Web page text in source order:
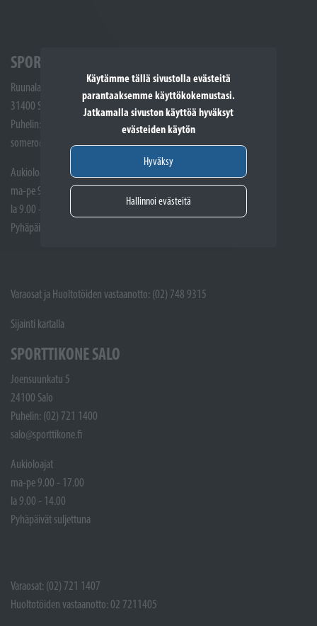
Käytämme tällä sivustolla evästeitä
parantaaksemme käyttökokemustasi.
Jatkamalla sivuston käyttöä hyväksyt
evästeiden käytön
Hyväksy
Hallinnoi evästeitä
SPORTTIKONE SOMERO
Ruunalantie 5
31400 Somero
Puhelin: (02) 748 9300
somero@sporttikone.fi
Aukioloajat
ma-pe 9.00 - 17.00
la 9.00 - 14.00
Pyhäpäivät suljettuna
Varaosat ja Huoltotöiden vastaanotto: (02) 748 9315
Sijainti kartalla
SPORTTIKONE SALO
Joensuunkatu 5
24100 Salo
Puhelin: (02) 721 1400
salo@sporttikone.fi
Aukioloajat
ma-pe 9.00 - 17.00
la 9.00 - 14.00
Pyhäpäivät suljettuna
Varaosat: (02) 721 1407
Huoltotöiden vastaanotto: 02 7211405